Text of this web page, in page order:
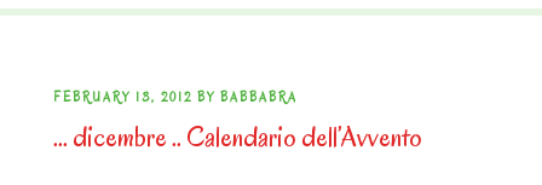
POSTED
FEBRUARY 13, 2012 BY BABBABRA
… dicembre .. Calendario dell’Avvento